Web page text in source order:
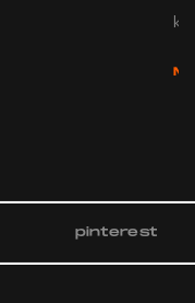
pinterest